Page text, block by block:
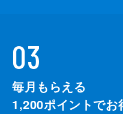
03
毎月もらえる
1,200ポイントでお